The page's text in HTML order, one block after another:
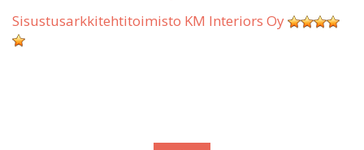
Sisustusarkkitehtitoimisto KM Interiors Oy